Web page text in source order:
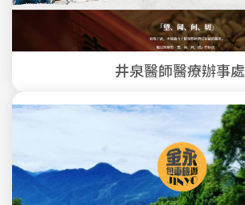
井泉醫師醫療辦事處